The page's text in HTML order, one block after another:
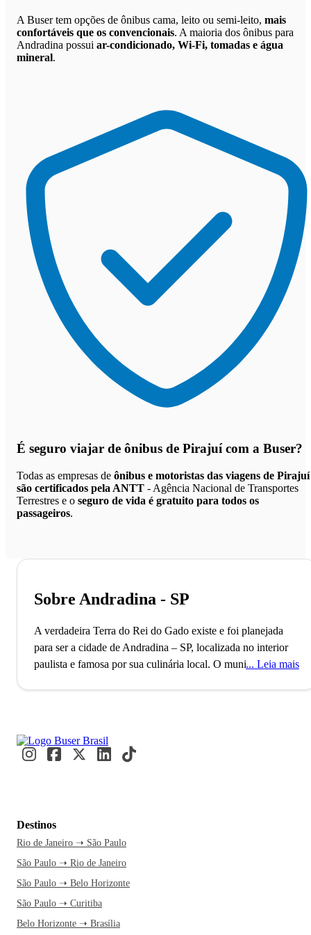
A Buser tem opções de ônibus cama, leito ou semi-leito, mais
confortáveis que os convencionais. A maioria dos ônibus para
Andradina possui ar-condicionado, Wi-Fi, tomadas e água
mineral.
É seguro viajar de ônibus de Pirajuícom a Buser?
Todas as empresas de ônibus e motoristas das viagens de Pirajuí
são certificados pela ANTT - Agência Nacional de Transportes
Terrestres e o seguro de vida é gratuito para todos os
passageiros.
Sobre Andradina - SP
A verdadeira Terra do Rei do Gado existe e foi planejada
para ser a cidade de Andradina – SP, localizada no interior
paulista e famosa por sua culinária local. O município de
famílias em seu início. Hoje, Andradina possui
aproximadamente 57 mil habitantes. Andradina é conhecida
como traço principal a culinária. E se eu te falar que eles têm
uma Festa da Mandioca? Isso mesmo, o município prepara
uma festividade dedicada à mandioca, alimento adorado
pelos andradinenses. Pode chamar de aipim, macaxeira, seja
lá o nome que preferir, essa tradição andradinense é feita
local conta também com as tradições japonesas e italianas
Leia mais
Destinos
Rio de Janeiro ➝ São Paulo
São Paulo ➝ Rio de Janeiro
São Paulo ➝ Belo Horizonte
São Paulo ➝ Curitiba
Belo Horizonte ➝ Brasília